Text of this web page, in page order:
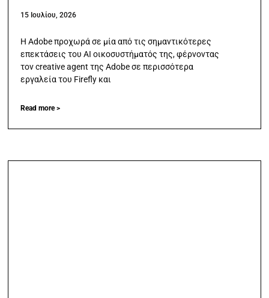
15 Ιουλίου, 2026
Η Adobe προχωρά σε μία από τις σημαντικότερες
επεκτάσεις του AI οικοσυστήματός της, φέρνοντας
τον creative agent της Adobe σε περισσότερα
εργαλεία του Firefly και
Read more >